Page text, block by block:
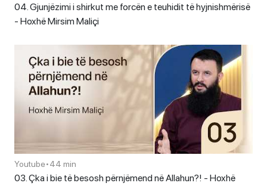
04. Gjunjëzimi i shirkut me forcën e teuhidit të hyjnishmërisë
- Hoxhë Mirsim Maliçi
Youtube•44 min
03. Çka i bie të besosh përnjëmend në Allahun?! - Hoxhë